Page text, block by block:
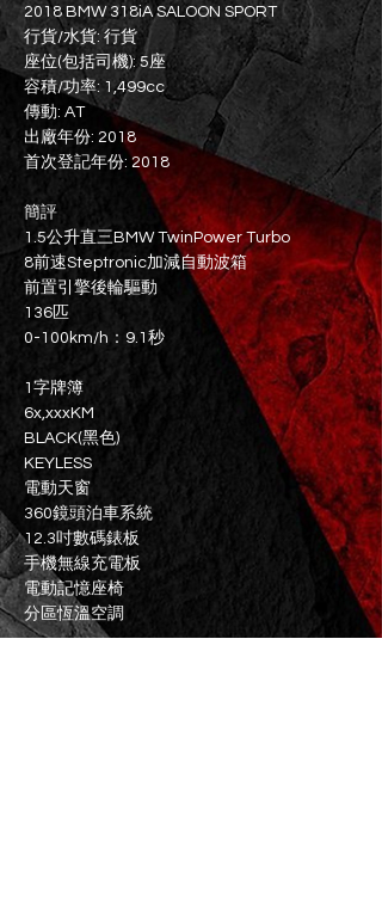
2018 BMW 318iA SALOON SPORT
行貨/水貨: 行貨
座位(包括司機): 5座
容積/功率: 1,499cc
傳動: AT
出廠年份: 2018
首次登記年份: 2018
簡評
1.5公升直三BMW TwinPower Turbo
8前速Steptronic加減自動波箱
前置引擎後輪驅動
136匹
0-100km/h：9.1秒
1字牌簿
6x,xxxKM
BLACK(黑色)
KEYLESS
電動天窗
360鏡頭泊車系統
12.3吋數碼錶板
手機無線充電板
電動記憶座椅
分區恆溫空調